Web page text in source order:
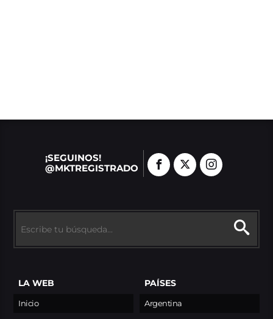
¡SEGUINOS!
@MKTREGISTRADO
LA WEB
Inicio
PAÍSES
Argentina